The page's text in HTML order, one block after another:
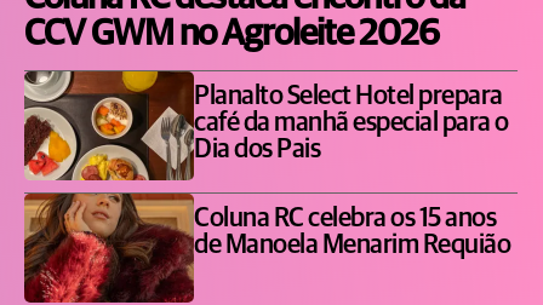
CCV GWM no Agroleite 2026
Planalto Select Hotel prepara
café da manhã especial para o
Dia dos Pais
Coluna RC celebra os 15 anos
de Manoela Menarim Requião